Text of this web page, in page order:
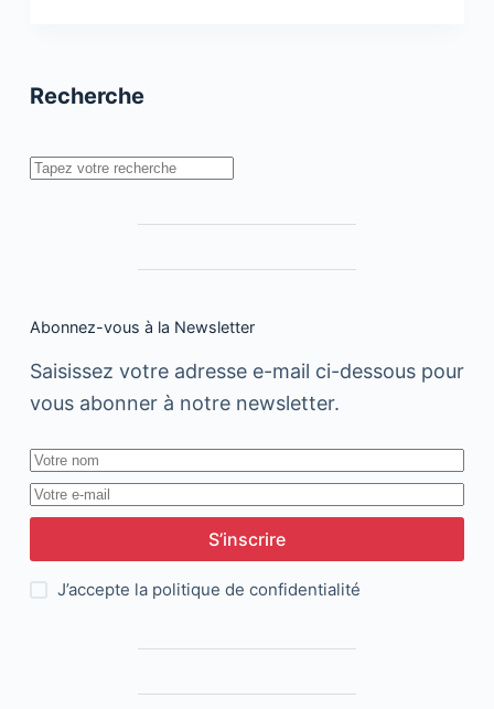
Macchiato
Recherche
Rechercher
Abonnez-vous à la Newsletter
Saisissez votre adresse e-mail ci-dessous pour
vous abonner à notre newsletter.
S’inscrire
J’accepte la politique de confidentialité